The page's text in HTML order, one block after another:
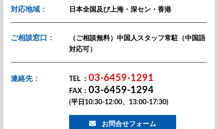
対応地域： 日本全国及び上海・深セン・香港
ご相談窓口：
（ご相談無料）中国人スタッフ常駐（中国語
対応可）
連絡先： TEL ：03-6459-1291
FAX：03-6459-1294
(平日10:30-12:00、13:00-17:30)
お問合せフォーム